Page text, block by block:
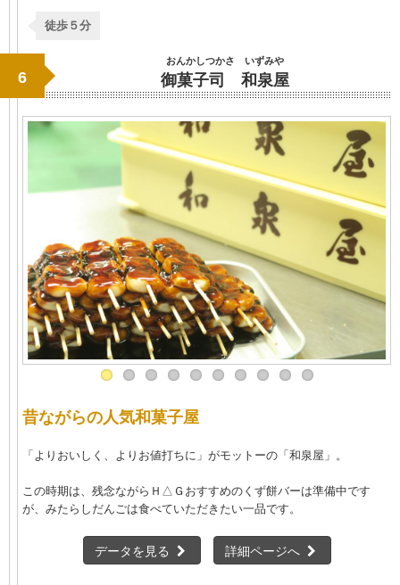
徒歩５分
6
おんかしつかさ いずみや
御菓子司 和泉屋
昔ながらの人気和菓子屋
「よりおいしく、よりお値打ちに」がモットーの「和泉屋」。
この時期は、残念ながらＨ△Ｇおすすめのくず餅バーは準備中です
が、みたらしだんごは食べていただきたい一品です。
データを見る 詳細ページへ